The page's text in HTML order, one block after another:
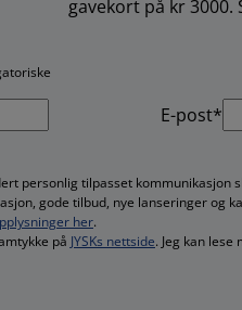
gavekort på kr 3000.
E-post*
personlig tilpasset
gode tilbud, nye lanseringer og
her.
på JYSKs nettside. Jeg kan